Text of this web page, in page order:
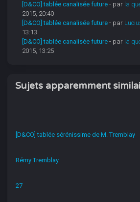
[D&CO] tablée canalisée future - par la
2015, 20:40
[D&CO] tablée canalisée future - par
13:13
[D&CO] tablée canalisée future - par la
2015, 13:25
Sujets apparemment
[D&CO] tablée sérénissime de M. Tremblay
Rémy Tremblay
27